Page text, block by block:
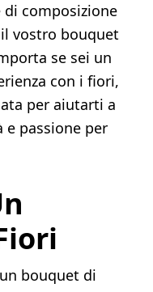
composizione
vostro bouquet
se sei un
con i fiori,
per aiutarti a
e passione per
bouquet di